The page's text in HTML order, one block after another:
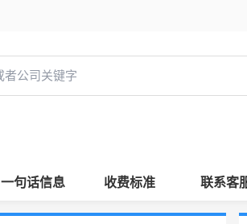
一句话信息 收费标准 联系客